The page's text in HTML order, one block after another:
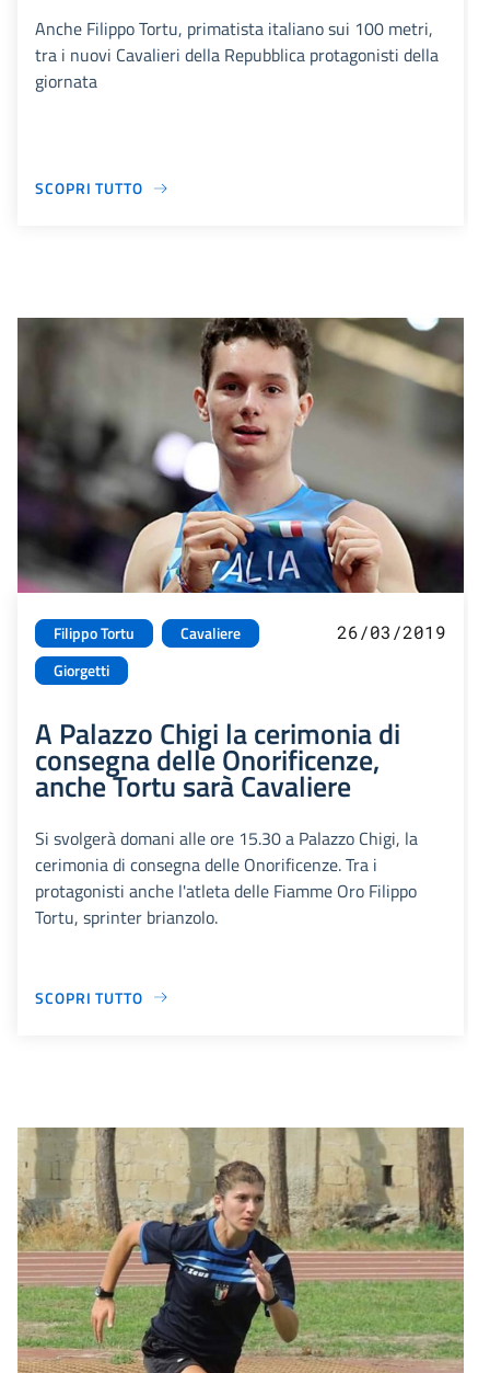
Anche Filippo Tortu, primatista italiano sui 100 metri,
tra i nuovi Cavalieri della Repubblica protagonisti della
giornata
SCOPRI TUTTO
Filippo Tortu
Cavaliere
Giorgetti
26/03/2019
A Palazzo Chigi la cerimonia di
consegna delle Onorificenze,
anche Tortu sarà Cavaliere
Si svolgerà domani alle ore 15.30 a Palazzo Chigi, la
cerimonia di consegna delle Onorificenze. Tra i
protagonisti anche l'atleta delle Fiamme Oro Filippo
Tortu, sprinter brianzolo.
SCOPRI TUTTO